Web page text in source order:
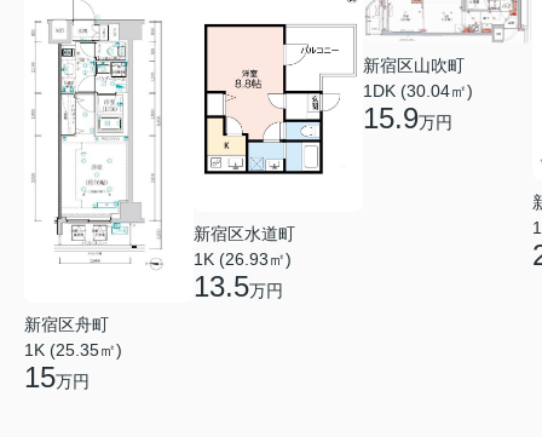
新宿区舟町
1K (25.35㎡)
15万円
新宿区水道町
1K (26.93㎡)
13.5万円
新宿区山吹町
1DK (30.04㎡)
15.9万円